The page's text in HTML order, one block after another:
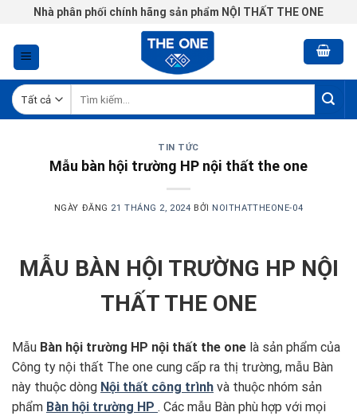
Chuyển
nội
dung
Nhà phân phối chính hãng sản phẩm NỘI THẤT THE ONE
kiếm:
TIN TỨC
Mẫu bàn hội trường HP nội thất the one
NGÀY ĐĂNG 21 THÁNG 2, 2024 BỞI NOITHATTHEONE-04
MẪU BÀN HỘI TRƯỜNG HP NỘI
THẤT THE ONE
Mẫu Bàn hội trường HP nội thất the one là sản phẩm của
Công ty nội thất The one cung cấp ra thị trường, mẫu Bàn
này thuộc dòng Nội thất công trình và thuộc nhóm sản
phẩm Bàn hội trường HP . Các mẫu Bàn phù hợp với mọi